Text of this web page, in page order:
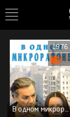
В одном микрорайоне
1976
6.7